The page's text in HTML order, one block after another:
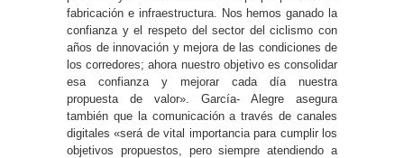
fabricación e infraestructura. Nos hemos ganado la
confianza y el respeto del sector del ciclismo con
años de innovación y mejora de las condiciones de
los corredores; ahora nuestro objetivo es consolidar
esa confianza y mejorar cada día nuestra
propuesta de valor». García- Alegre asegura
también que la comunicación a través de canales
digitales «será de vital importancia para cumplir los
objetivos propuestos, pero siempre atendiendo a